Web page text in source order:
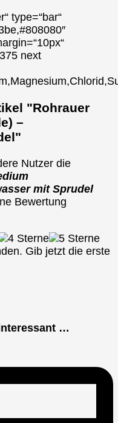
type=“bar“
next
"Rohrauer
–
Nutzer die
mit Sprudel
Bewertung
Gib jetzt die erste
…